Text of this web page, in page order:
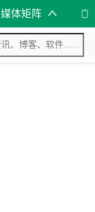
媒体矩阵